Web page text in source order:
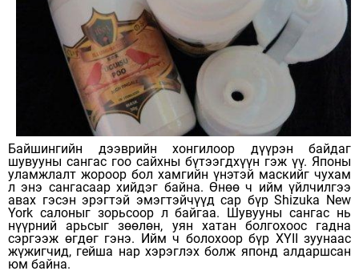
Байшингийн дээврийн хонгилоор дүүрэн байдаг
шувууны сангас гоо сайхны бүтээгдхүүн гэж үү. Японы
уламжлалт жороор бол хамгийн үнэтэй маскийг чухам
л энэ сангасаар хийдэг байна. Өнөө ч ийм үйлчилгээ
авах гэсэн эрэгтэй эмэгтэйчүүд сар бүр Shizuka New
York салоныг зорьсоор л байгаа. Шувууны сангас нь
нүүрний арьсыг зөөлөн, уян хатан болгохоос гадна
сэргээж өгдөг гэнэ. Ийм ч болохоор бүр XYII зуунаас
жүжигчид, гейша нар хэрэглэх болж японд алдаршсан
юм байна.